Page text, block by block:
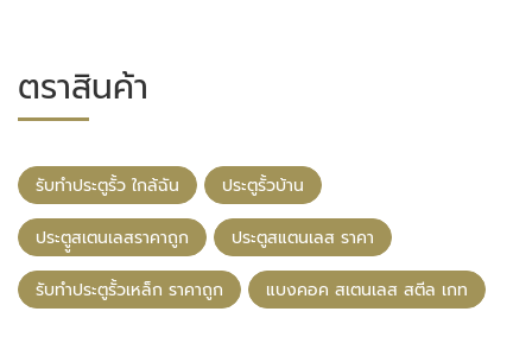
ตราสินค้า
รับทําประตูรั้ว ใกล้ฉัน ประตูรั้วบ้าน
ประตููสเตนเลสราคาถูก ประตูสแตนเลส ราคา
รับทําประตูรั้วเหล็ก ราคาถูก แบงคอค สเตนเลส สตีล เกท